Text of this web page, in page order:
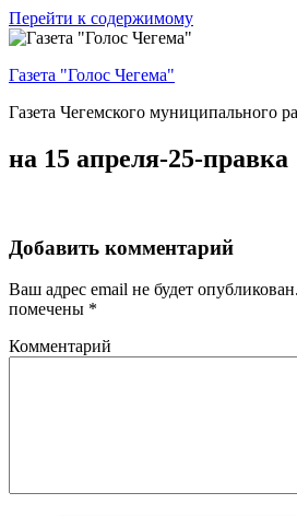
Перейти к содержимому
Газета "Голос Чегема"
Газета Чегемского муниципального
на 15 апреля-25-правка
Добавить комментарий
Ваш адрес email не будет опубликован.
помечены *
Комментарий